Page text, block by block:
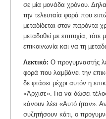
σε μία μονάδα χρόνου.
την τελευταία φορά που
μεταδίδεται στον παρόντα
µεταδοθεί με επιτυχία, τότε
επικοινωνία και να τη
Λεκτικό: Ο προγυμναστής
φορά που λαμβάνει την
δε φτάσει μέχρι αυτόν η
«Άρχισε». Για να δώσει
κάνουν λέει «Αυτό ήταν».
συζητήσουν κάτι, ο